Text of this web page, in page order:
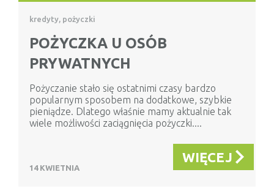
kredyty, pożyczki
POŻYCZKA U OSÓB
PRYWATNYCH
Pożyczanie stało się ostatnimi czasy bardzo
popularnym sposobem na dodatkowe, szybkie
pieniądze. Dlatego właśnie mamy aktualnie tak
wiele możliwości zaciągnięcia pożyczki....
14 KWIETNIA
WIĘCEJ